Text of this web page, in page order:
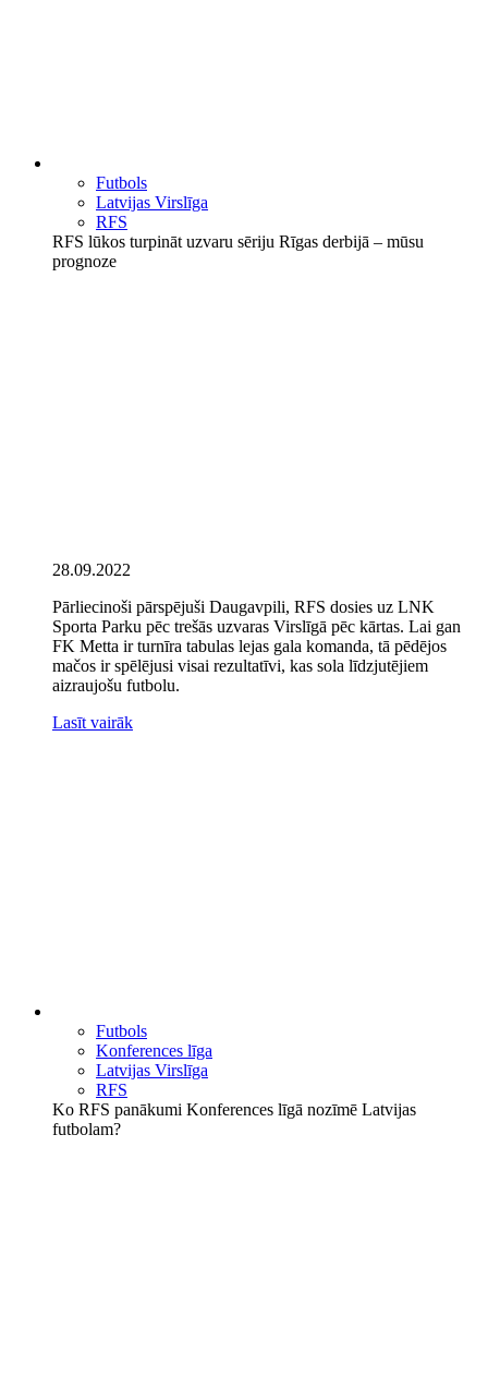
Futbols
Latvijas Virslīga
RFS
RFS lūkos turpināt uzvaru sēriju Rīgas derbijā – mūsu
prognoze
28.09.2022
Pārliecinoši pārspējuši Daugavpili, RFS dosies uz LNK
Sporta Parku pēc trešās uzvaras Virslīgā pēc kārtas. Lai gan
FK Metta ir turnīra tabulas lejas gala komanda, tā pēdējos
mačos ir spēlējusi visai rezultatīvi, kas sola līdzjutējiem
aizraujošu futbolu.
Lasīt vairāk
Futbols
Konferences līga
Latvijas Virslīga
RFS
Ko RFS panākumi Konferences līgā nozīmē Latvijas
futbolam?